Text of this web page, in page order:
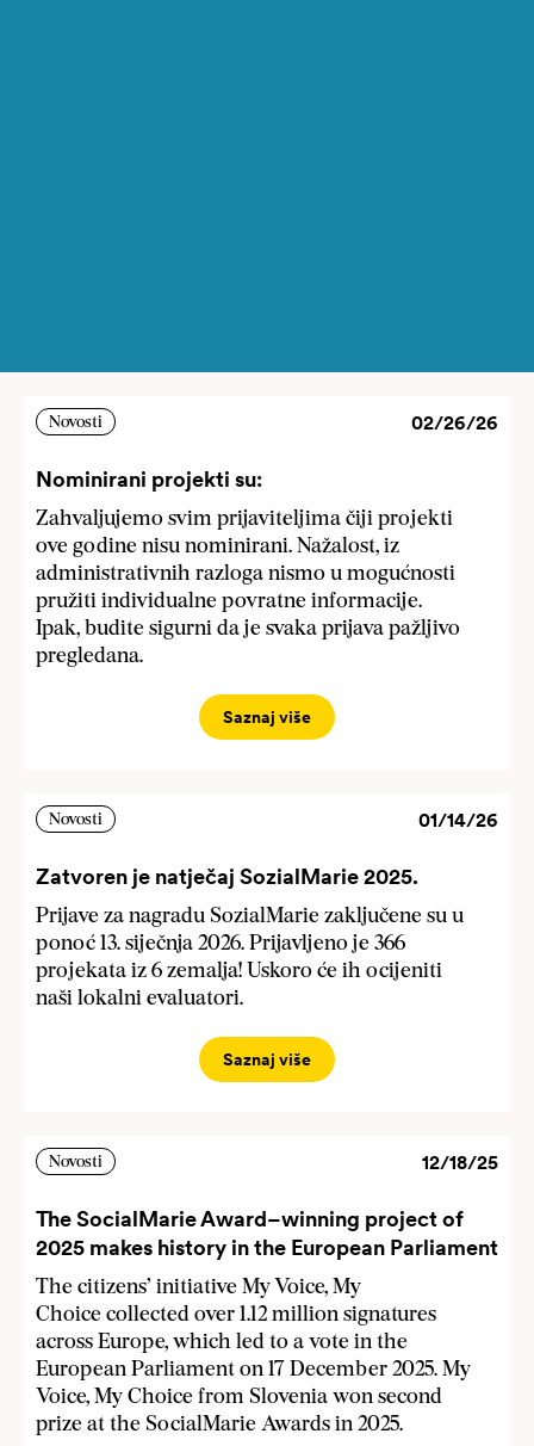
Novosti 02/26/26
Nominirani projekti su:
Zahvaljujemo svim prijaviteljima čiji projekti
ove godine nisu nominirani. Nažalost, iz
administrativnih razloga nismo u mogućnosti
pružiti individualne povratne informacije.
Ipak, budite sigurni da je svaka prijava pažljivo
pregledana.
Saznaj više
Novosti 01/14/26
Zatvoren je natječaj SozialMarie 2025.
Prijave za nagradu SozialMarie zaključene su u
ponoć 13. siječnja 2026. Prijavljeno je 366
projekata iz 6 zemalja! Uskoro će ih ocijeniti
naši lokalni evaluatori.
Saznaj više
Novosti 12/18/25
The SocialMarie Award–winning project of
2025 makes history in the European Parliament
The citizens’ initiative My Voice, My
Choice collected over 1.12 million signatures
across Europe, which led to a vote in the
European Parliament on 17 December 2025. My
Voice, My Choice from Slovenia won second
prize at the SocialMarie Awards in 2025.